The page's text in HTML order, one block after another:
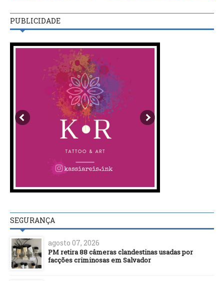
PUBLICIDADE
SEGURANÇA
agosto 07, 2026
PM retira 88 câmeras clandestinas usadas por
facções criminosas em Salvador